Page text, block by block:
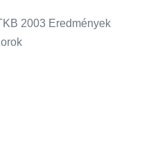
2003 Eredmények